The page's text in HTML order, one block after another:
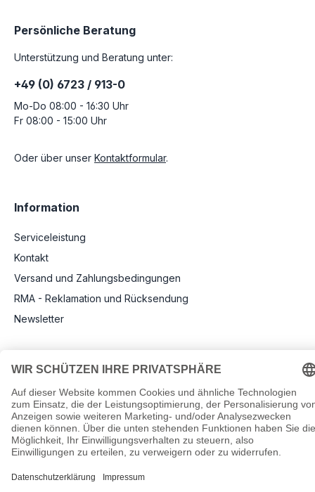
Persönliche Beratung
Unterstützung und Beratung unter:
+49 (0) 6723 / 913-0
Mo-Do 08:00 - 16:30 Uhr
Fr 08:00 - 15:00 Uhr
Oder über unser Kontaktformular.
Information
Serviceleistung
Kontakt
Versand und Zahlungsbedingungen
RMA - Reklamation und Rücksendung
Newsletter
Rechtliche Angaben
Impressum
AGB
Datenschutz
Pflichtangaben nach Verordnung (EU) 2019/1782